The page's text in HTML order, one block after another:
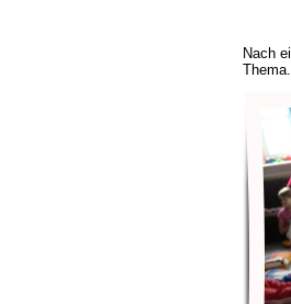
Nach